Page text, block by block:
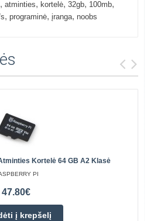
, atminties, kortelė, 32gb, 100mb,
, programinė, įranga, noobs
Kortelė 64 GB A2 Klasė
PI
47.80€
į krepšelį